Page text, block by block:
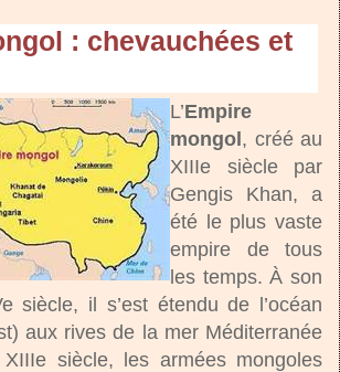
: chevauchées et
L’Empire
mongol , créé au
XIIIe siècle par
Gengis Khan, a
été le plus vaste
empire de tous
les temps. À son
siècle, il s’est étendu de l’océan
aux rives de la mer Méditerranée
XIIIe siècle, les armées mongoles